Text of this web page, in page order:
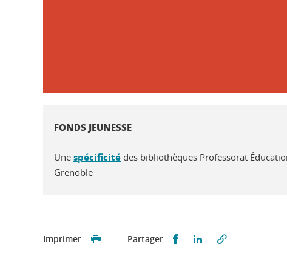
FONDS JEUNESSE
Une spécificité des bibliothèques Professorat
Grenoble
Imprimer Partager Partager sur Facebook
Partager sur